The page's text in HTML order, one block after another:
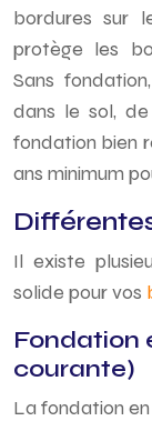
bordures sur
protège les
Sans
dans le sol,
fondation bien
ans minimum
Il existe
solide pour vos
Fondation
courante)
La fondation